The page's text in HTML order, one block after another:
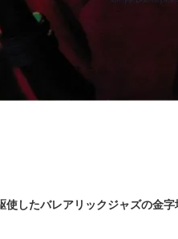
したバレアリックジャズの金